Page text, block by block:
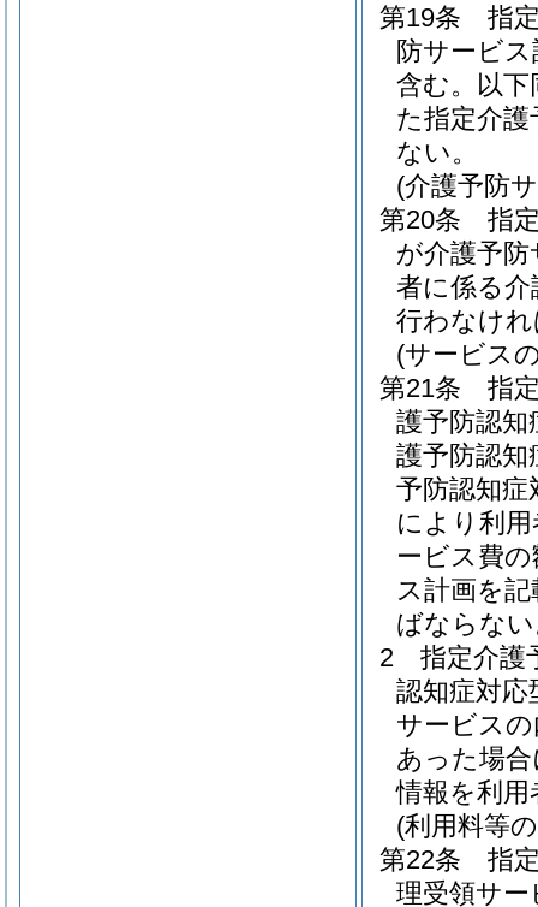
第19条
指
防サービ
含む。以下
た指定介
ない。
(介護予防
第20条
指
が介護予
者に係る
行わなけ
(サービス
第21条
指
護予防認知
護予防認知
予防認知症
により利
ービス費
ス計画を
ばならな
2
指定介護
認知症対
サービス
あった場
情報を利
(利用料等
第22条
指
理受領サー